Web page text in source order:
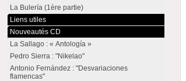
La Bulería (1ère partie)
Liens utiles
Nouveautés CD
La Sallago : « Antología »
Pedro Sierra : "Nikelao"
Antonio Fernández : "Desvariaciones
flamencas"